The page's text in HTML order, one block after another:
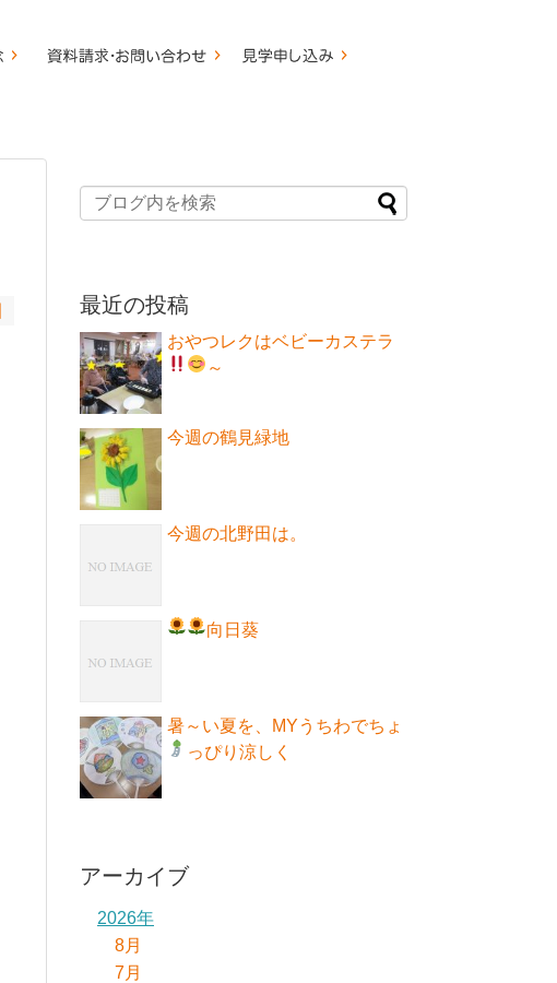
最近の投稿
おやつレクはベビーカステラ
～
今週の鶴見緑地
今週の北野田は。
向日葵
暑～い夏を、MYうちわでちょ
っぴり涼しく
アーカイブ
2026年
8月
7月